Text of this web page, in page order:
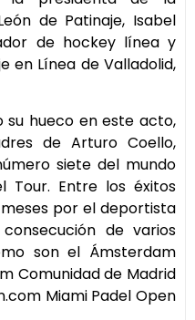
de Patinaje, Isabel
de hockey línea y
en Línea de Valladolid,
su hueco en este acto,
de Arturo Coello,
siete del mundo
Tour. Entre los éxitos
por el deportista
de varios
son el Ámsterdam
Comunidad de Madrid
Miami Padel Open